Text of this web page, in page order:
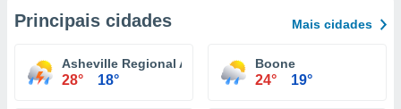
Principais cidades Mais cidades
Asheville Regional Airport
28° 18°
Boone
24° 19°